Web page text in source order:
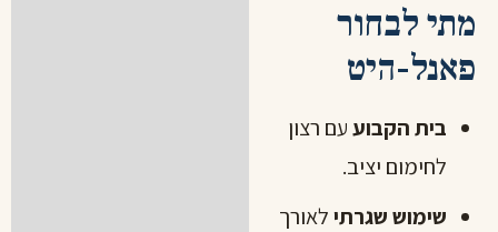
מתי לבחור
פאנל-היט
בית הקבועעם רצון
לחימום יציב.
שימוש שגרתילאורך